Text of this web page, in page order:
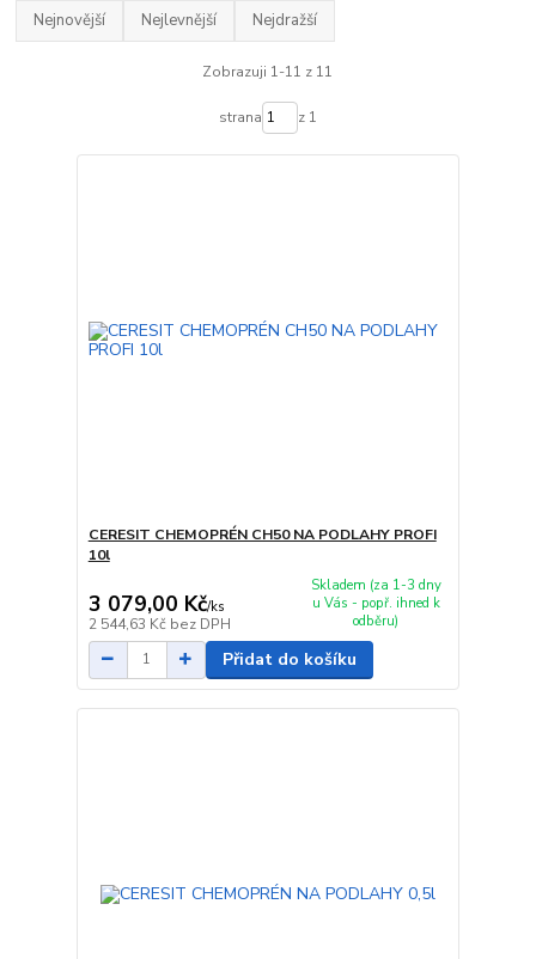
Nejnovější Nejlevnější Nejdražší
Zobrazuji 1-11 z 11
strana z 1
CERESIT CHEMOPRÉN CH50 NA PODLAHY PROFI
10l
3 079,00 Kč/ks
2 544,63 Kč bez DPH
Skladem (za 1-3 dny
u Vás - popř. ihned k
odběru)
Přidat do košíku